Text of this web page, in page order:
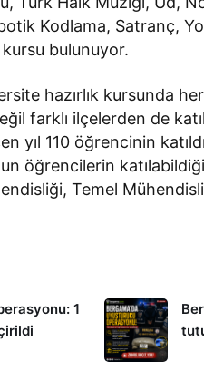
Kodlama, Satranç,
kursu bulunuyor.
hazırlık kursunda
farklı ilçelerden de
yıl 110 öğrencinin
öğrencilerin katılabildiği
Temel
1